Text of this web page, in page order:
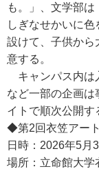
も。」、文学部
しぎなせかいに
設けて、子供から
意する。
キャンパス内は
など一部の企画
イトで順次公開す
◆第2回衣笠アー
日時：2026年5月
場所：立命館大学